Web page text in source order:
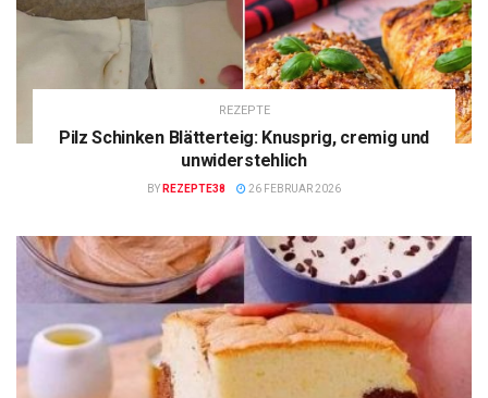
REZEPTE
Pilz Schinken Blätterteig: Knusprig, cremig und
unwiderstehlich
BY REZEPTE38 26 FEBRUAR 2026